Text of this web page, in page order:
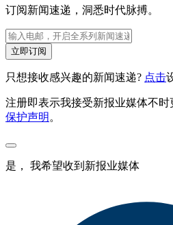
订阅新闻速递，洞悉时代脉搏。
立即订阅
只想接收感兴趣的新闻速递? 点击
注册即表示我接受新报业媒体不时
保护声明 。
是， 我希望收到新报业媒体